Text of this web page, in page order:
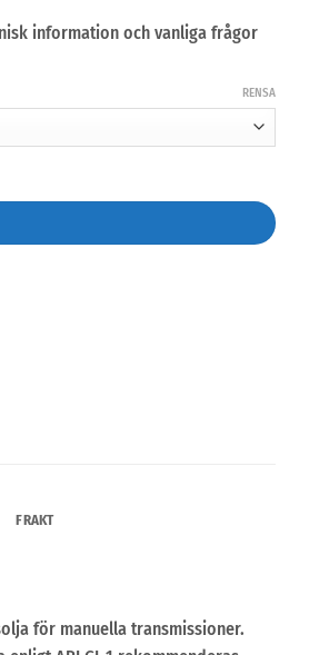
information och vanliga frågor
RENSA
FRAKT
för manuella transmissioner.